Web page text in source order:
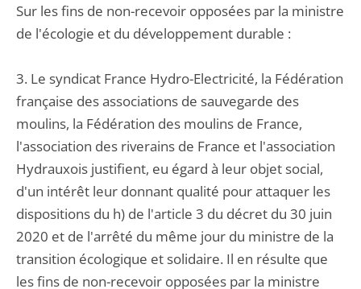
Sur les fins de non-recevoir opposées par la ministre
de l'écologie et du développement durable :
3. Le syndicat France Hydro-Electricité, la Fédération
française des associations de sauvegarde des
moulins, la Fédération des moulins de France,
l'association des riverains de France et l'association
Hydrauxois justifient, eu égard à leur objet social,
d'un intérêt leur donnant qualité pour attaquer les
dispositions du h) de l'article 3 du décret du 30 juin
2020 et de l'arrêté du même jour du ministre de la
transition écologique et solidaire. Il en résulte que
les fins de non-recevoir opposées par la ministre